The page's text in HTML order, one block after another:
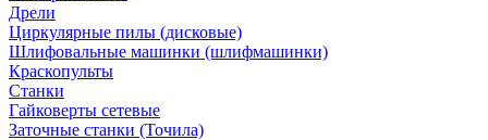
Дрели
Циркулярные пилы (дисковые)
Шлифовальные машинки (шлифмашинки)
Краскопульты
Станки
Гайковерты сетевые
Заточные станки (Точила)